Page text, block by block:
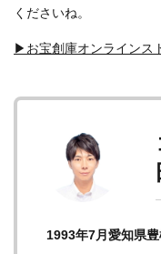
くださいね。
▶お宝創庫オンラインス
1993年7月愛知県